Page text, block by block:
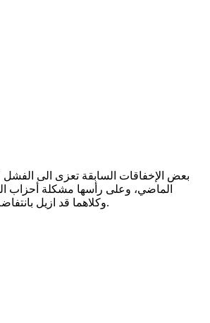
بعض الإخفاقات السابقة تعزى الى الفشل
الماضي، وعلى رأسها مشكلة أحزاب
وكلاهما قد ازيل بانتفاضة واجماع شعبي لا يمكن تجاهله الا ممن عميت قلوبهم. يجب ألا تتكرر هذا التجارب بعد ان تعرضت البلاد الى حرب جراء الصراع على السلطة دون رؤية وطنية واضحة.